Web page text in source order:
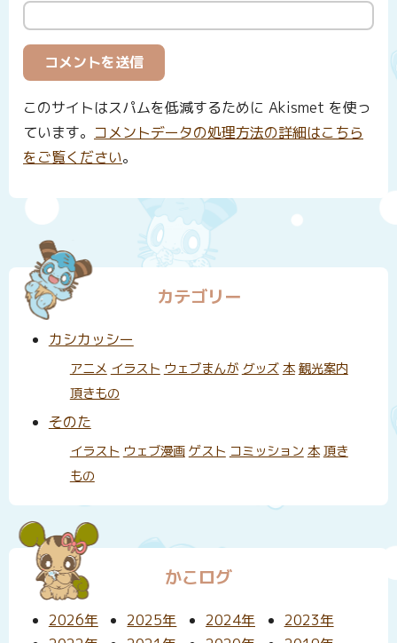
このサイトはスパムを低減するために Akismet を使っ
ています。 コメントデータの処理方法の詳細はこちら
をご覧ください。
カテゴリー
カシカッシー
アニメ イラスト ウェブまんが グッズ 本 観光案内
頂きもの
そのた
イラスト ウェブ漫画 ゲスト コミッション 本 頂き
もの
かこログ
2026年 2025年 2024年
2023年